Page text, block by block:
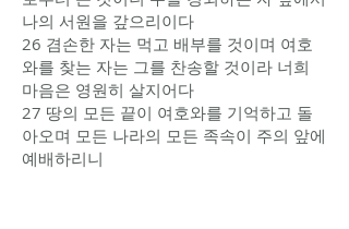
나의 서원을 갚으리이다
26 겸손한 자는 먹고 배부를 것이며 여호
와를 찾는 자는 그를 찬송할 것이라 너희
마음은 영원히 살지어다
27 땅의 모든 끝이 여호와를 기억하고 돌
아오며 모든 나라의 모든 족속이 주의 앞에
예배하리니